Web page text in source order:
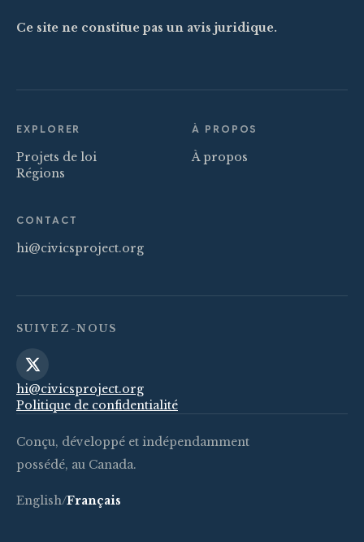
Ce site ne constitue pas un avis juridique.
EXPLORER
Projets de loi
Régions
À PROPOS
À propos
CONTACT
hi@civicsproject.org
SUIVEZ-NOUS
hi@civicsproject.org
Politique de confidentialité
Conçu, développé et indépendamment
possédé, au Canada.
English/Français